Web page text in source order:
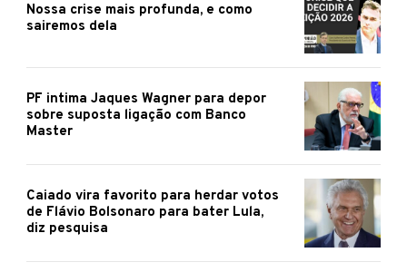
Nossa crise mais profunda, e como
sairemos dela
PF intima Jaques Wagner para depor
sobre suposta ligação com Banco
Master
Caiado vira favorito para herdar votos
de Flávio Bolsonaro para bater Lula,
diz pesquisa